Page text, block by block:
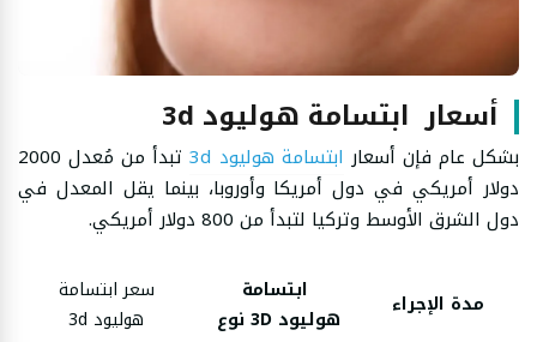
أسعار ابتسامة هوليود 3d
بشكل عام فإن أسعار ابتسامة هوليود 3d
تبدأ من مُعدل 2000
دولار أمريكي في دول أمريكا وأوروبا، بينما يقل المعدل في
دول الشرق الأوسط وتركيا لتبدأ من 800 دولار أمريكي.
مدة الإجراء
ابتسامة
هوليود 3D نوع
سعر ابتسامة
هوليود 3d